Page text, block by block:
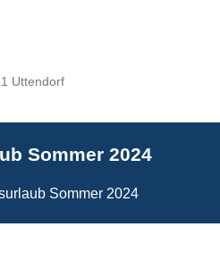
Uttendorf
Sommer 2024
Sommer 2024